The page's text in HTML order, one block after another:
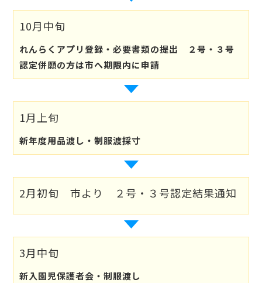
10月中旬
れんらくアプリ登録・必要書類の提出 ２号・３号
認定併願の方は市へ期限内に申請
1月上旬
新年度用品渡し・制服渡採寸
2月初旬 市より ２号・３号認定結果通知
3月中旬
新入園児保護者会・制服渡し